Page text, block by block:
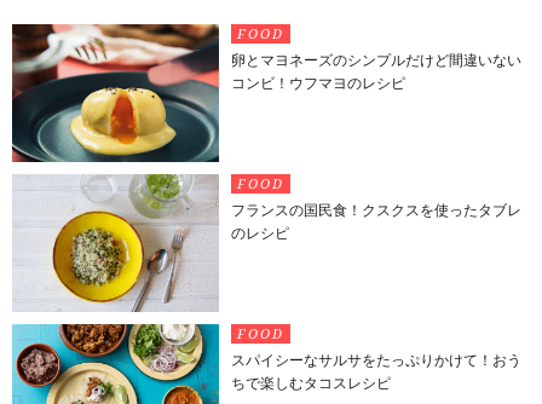
FOOD
卵とマヨネーズのシンプルだけど間違いない
コンビ！ウフマヨのレシピ
FOOD
フランスの国民食！クスクスを使ったタブレ
のレシピ
FOOD
スパイシーなサルサをたっぷりかけて！おう
ちで楽しむタコスレシピ